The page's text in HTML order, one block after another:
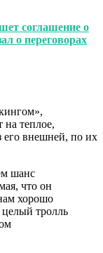
соглашение о
о переговорах
на теплое,
его внешней, по их
шанс
что он
хорошо
тролль